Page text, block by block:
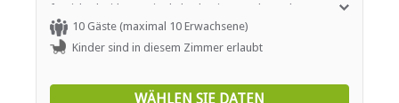
furnished with two single beds. Linen and towels are
provided. There are two ablution facilities fitted with
shower, toilet and basin. The water is heated by a wood
fired boiler. Meals can be prepared in the kitchenettes
and the camp is solar and gas powered. Please remember
10 Gäste (maximal 10 Erwachsene)
Kinder sind in diesem Zimmer erlaubt
WÄHLEN SIE DATEN